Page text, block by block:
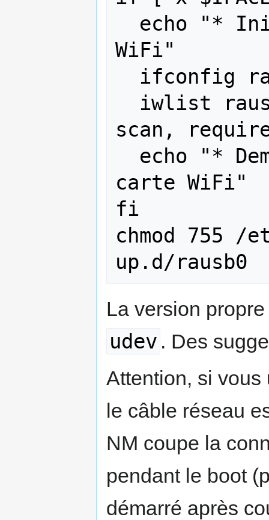
WiFi"
scan,
carte WiFi"
fi
chmod 755
La version
udev . Des
Attention, si vous
le câble réseau
NM coupe la
pendant le boot
démarré après